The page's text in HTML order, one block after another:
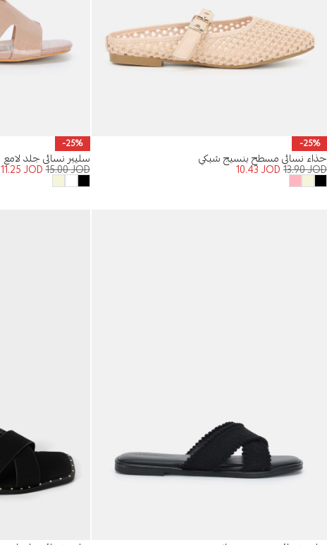
-25%
حذاء نسائي مسطح بنسيج شبكي
13.90JOD
10.43JOD
-25%
سليبر نسائي جلد لامع
15.00JOD
11.25JOD